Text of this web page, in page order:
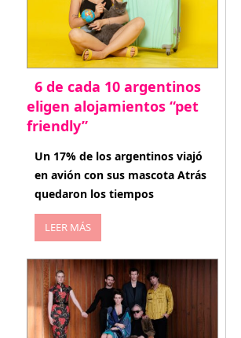
6 de cada 10 argentinos
eligen alojamientos “pet
friendly”
abril 27, 2026
Un 17% de los argentinos viajó
en avión con sus mascota Atrás
quedaron los tiempos
LEER MÁS